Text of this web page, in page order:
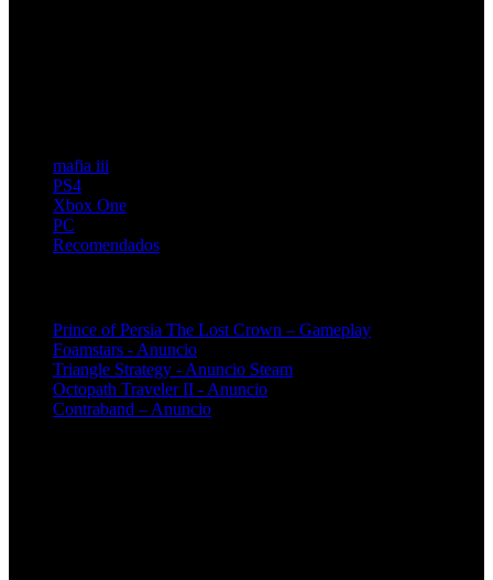
mafia iii
PS4
Xbox One
PC
Recomendados
Prince of Persia The Lost Crown – Gameplay
Foamstars - Anuncio
Triangle Strategy - Anuncio Steam
Octopath Traveler II - Anuncio
Contraband – Anuncio